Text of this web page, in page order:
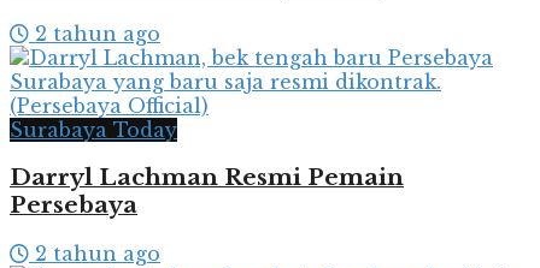
2 tahun ago
Surabaya Today
Darryl Lachman Resmi Pemain
Persebaya
2 tahun ago